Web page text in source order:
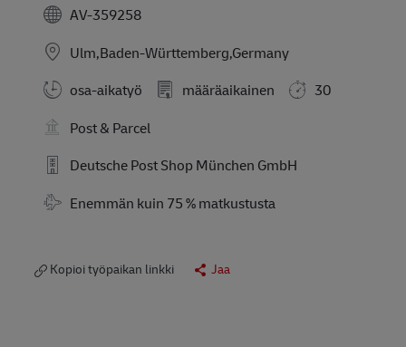
AV-359258
Ulm,Baden-Württemberg,Germany
osa-aikatyö
määräaikainen
30
Post & Parcel
Deutsche Post Shop München GmbH
Travel Required
Enemmän kuin 75 % matkustusta
Kopioi työpaikan linkki Jaa